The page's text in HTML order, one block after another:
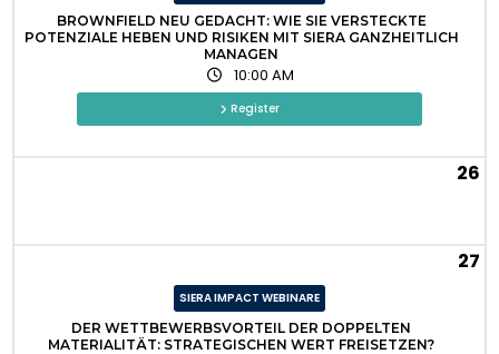
BROWNFIELD NEU GEDACHT: WIE SIE VERSTECKTE
POTENZIALE HEBEN UND RISIKEN MIT SIERA GANZHEITLICH
MANAGEN
10:00 AM
Register
26
27
SIERA IMPACT WEBINARE
DER WETTBEWERBSVORTEIL DER DOPPELTEN
MATERIALITÄT: STRATEGISCHEN WERT FREISETZEN?